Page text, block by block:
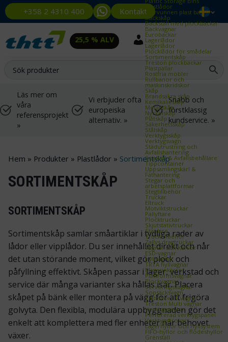
+358 2 4310 400 Kontakt Plastlådor
Återvunnen plast back
Backskåp
Backställ med plockbackar
Backvagnar
Eurobackar
Lagerlådor
Lagerlådor
Plocklådor för smådelar
Sortimentskåp
Treston plockbackar
Plastpallar
Rostfria möbler
Rullbanor och
maskinskridskor
Skåp
Brandsäkra skåp
Kemikalieskåp
Metallskåp
Nyckelskåp
Plåtskåp
Säkerhetsskåp
Stålskåp
Verktygsskåp
Verktygsvagn
Städutrustning och
Avfallshantering
Sopkärl & Avfallsbehållare
Tippcontainer
Uppsamlingskärl &
Fathantering
Stegar och
arbetsplattformar
Stegtillbehör
Truckar
Eltruck
Motviktstruckar
Pallyftare
Plocktruckar
Skjutstativtruckar
Staplare
Trucktillbehör
Zallys dragtruckar
Vagnar och Kärror
ESD‑vagnar
Hyllvagnar
TRTA hyllvagnar
Magasinkärror
Plattformsvagnar
Plockvagnar
Serveringsvagnar
Sopsäcksvagn
Tillbehör till vagnar
Treston Multi vagnar
Verktygstavlor
Perforerad verktygspanel
Verktygskrokar
Lagerhyllor och Hyllsystem
FIFO‑hyllor och flödeshyllor
Grenställ
25,5 % ALV
Läs mer om
våra
referensprojekt
»
Vi erbjuder ofta
europeiska
alternativ. »
Snabb och
förstklassig
kundservice. »
Hem » Produkter » Plastlådor » Sortimentskåp
SORTIMENTSKÅP
SORTIMENTSKÅP
Sortimentskåp samlar småartiklar i tydliga rader av
lådor eller vipplådor. Du ser innehållet direkt och når
det utan störande moment, vilket gör plock och
påfyllning effektivt. Skåpen passar i lager, verkstad och
service där många varianter ska hållas isär. Placera
skåpet på bänk eller montera på vägg för att frigöra
golvyta. Den flexibla, modulära uppbyggnaden gör det
enkelt att komplettera med fler enheter när behovet
växer.